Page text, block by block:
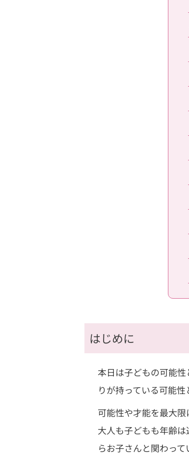
はじめに
本日は子どもの可能
りが持っている可能
可能性や才能を最大
大人も子どもも年齢
らお子さんと関わって